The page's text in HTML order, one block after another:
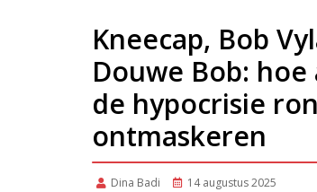
Kneecap, Bob
Douwe Bob:
de hypocrisie
ontmaskeren
Dina Badi 14 augustus 2025